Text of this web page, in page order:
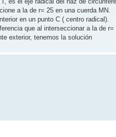
a la de r= 25 en una cuerda MN.
en un punto C ( centro radical).
que al interseccionar a la de
exterior, tenemos la solución